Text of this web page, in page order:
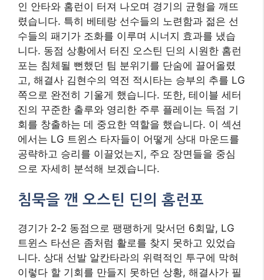
인 안타와 홈런이 터져 나오며 경기의 균형을 깨뜨
렸습니다. 특히 베테랑 선수들의 노련함과 젊은 선
수들의 패기가 조화를 이루며 시너지 효과를 냈습
니다. 동점 상황에서 터진 오스틴 딘의 시원한 홈런
포는 침체될 뻔했던 팀 분위기를 단숨에 끌어올렸
고, 해결사 김현수의 역전 적시타는 승부의 추를 LG
쪽으로 완전히 기울게 했습니다. 또한, 테이블 세터
진의 꾸준한 출루와 영리한 주루 플레이는 득점 기
회를 창출하는 데 중요한 역할을 했습니다. 이 섹션
에서는 LG 트윈스 타자들이 어떻게 상대 마운드를
공략하고 승리를 이끌었는지, 주요 장면들을 중심
으로 자세히 분석해 보겠습니다.
침묵을 깬 오스틴 딘의 홈런포
경기가 2-2 동점으로 팽팽하게 맞서던 6회말, LG
트윈스 타선은 좀처럼 활로를 찾지 못하고 있었습
니다. 상대 선발 알칸타라의 위력적인 투구에 막혀
이렇다 할 기회를 만들지 못하던 상황, 해결사가 필